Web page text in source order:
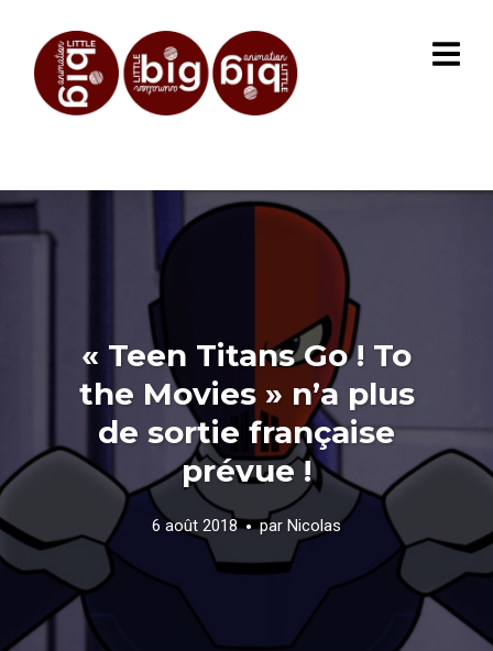
« Teen Titans Go ! To
the Movies » n’a plus
de sortie française
prévue !
6 août 2018 par Nicolas